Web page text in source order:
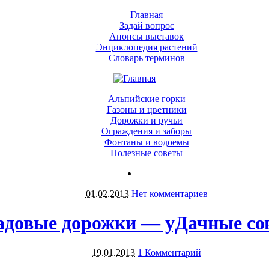
Главная
Задай вопрос
Анонсы выставок
Энциклопедия растений
Словарь терминов
Альпийские горки
Газоны и цветники
Дорожки и ручьи
Ограждения и заборы
Фонтаны и водоемы
Полезные советы
01.02.2013 Нет комментариев
дорожки — уДачные
19.01.2013 1 Комментарий